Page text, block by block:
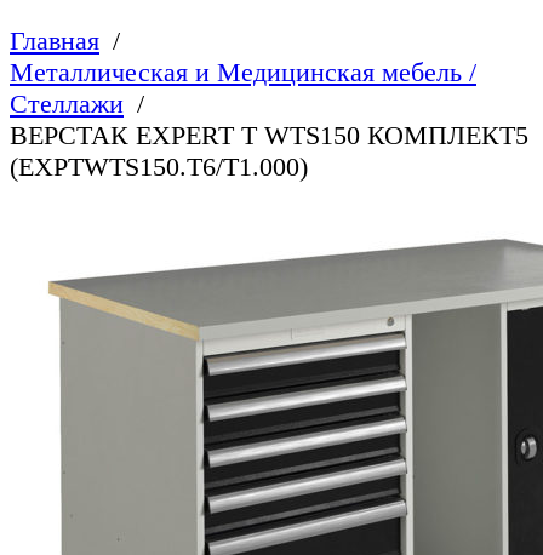
Главная
Металлическая и Медицинская мебель /
Стеллажи
ВЕРСТАК EXPERT T WTS150 КОМПЛЕКТ5
(EXPTWTS150.T6/T1.000)